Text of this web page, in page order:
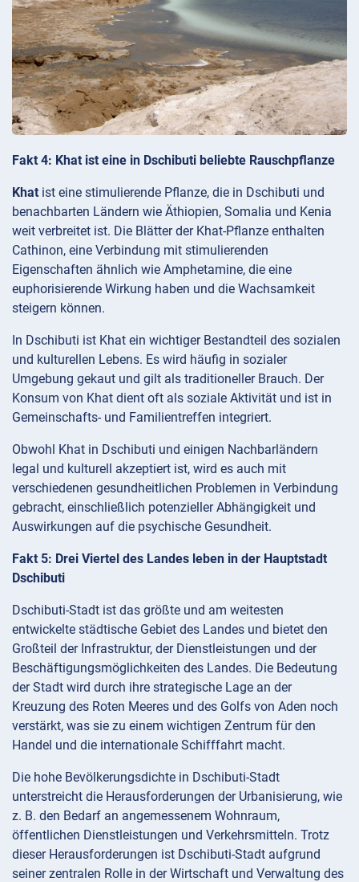
Fakt 4: Khat ist eine in Dschibuti beliebte Rauschpflanze
Khat ist eine stimulierende Pflanze, die in Dschibuti und
benachbarten Ländern wie Äthiopien, Somalia und Kenia
weit verbreitet ist. Die Blätter der Khat-Pflanze enthalten
Cathinon, eine Verbindung mit stimulierenden
Eigenschaften ähnlich wie Amphetamine, die eine
euphorisierende Wirkung haben und die Wachsamkeit
steigern können.
In Dschibuti ist Khat ein wichtiger Bestandteil des sozialen
und kulturellen Lebens. Es wird häufig in sozialer
Umgebung gekaut und gilt als traditioneller Brauch. Der
Konsum von Khat dient oft als soziale Aktivität und ist in
Gemeinschafts- und Familientreffen integriert.
Obwohl Khat in Dschibuti und einigen Nachbarländern
legal und kulturell akzeptiert ist, wird es auch mit
verschiedenen gesundheitlichen Problemen in Verbindung
gebracht, einschließlich potenzieller Abhängigkeit und
Auswirkungen auf die psychische Gesundheit.
Fakt 5: Drei Viertel des Landes leben in der Hauptstadt
Dschibuti
Dschibuti-Stadt ist das größte und am weitesten
entwickelte städtische Gebiet des Landes und bietet den
Großteil der Infrastruktur, der Dienstleistungen und der
Beschäftigungsmöglichkeiten des Landes. Die Bedeutung
der Stadt wird durch ihre strategische Lage an der
Kreuzung des Roten Meeres und des Golfs von Aden noch
verstärkt, was sie zu einem wichtigen Zentrum für den
Handel und die internationale Schifffahrt macht.
Die hohe Bevölkerungsdichte in Dschibuti-Stadt
unterstreicht die Herausforderungen der Urbanisierung, wie
z. B. den Bedarf an angemessenem Wohnraum,
öffentlichen Dienstleistungen und Verkehrsmitteln. Trotz
dieser Herausforderungen ist Dschibuti-Stadt aufgrund
seiner zentralen Rolle in der Wirtschaft und Verwaltung des